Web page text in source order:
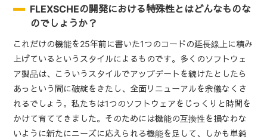
FLEXSCHEの開発における特殊性とはどんなものな
のでしょうか？
これだけの機能を25年前に書いた1つのコードの延長線上に積み
上げているというスタイルによるものです。多くのソフトウェ
ア製品は、こういうスタイルでアップデートを続けたとしたら
あっという間に破綻をきたし、全面リニューアルを余儀なくさ
れるでしょう。私たちは1つのソフトウェアをじっくりと時間を
かけて育ててきました。そのためには機能の互換性を損なわな
いように新たにニーズに応えられる機能を足して、しかも単純